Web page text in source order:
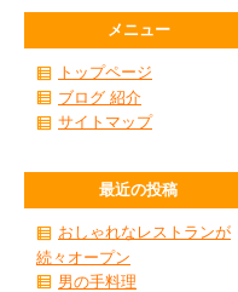
メニュー
トップページ
ブログ 紹介
サイトマップ
最近の投稿
おしゃれなレストランが
続々オープン
男の手料理